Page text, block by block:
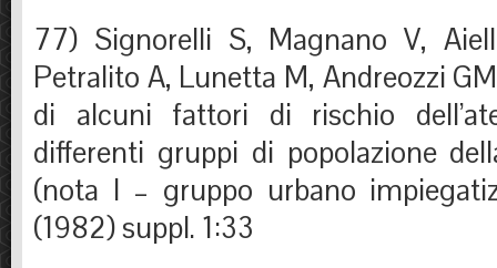
77) Signorelli S, Magnano V,
Petralito A, Lunetta M, Andreozzi
di alcuni fattori di rischio
differenti gruppi di popolazione
(nota I – gruppo urbano
(1982) suppl. 1:33